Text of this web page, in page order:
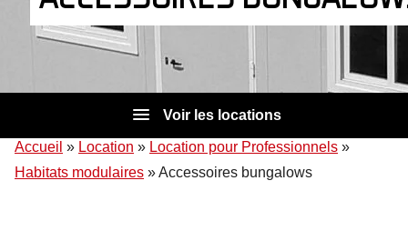
Voir les locations
Accueil » Location » Location pour Professionnels »
Habitats modulaires »Accessoires bungalows